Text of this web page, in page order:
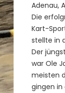
Adenau,
Die
Kart-
stellte in
Der
war Ole
meisten
gingen in